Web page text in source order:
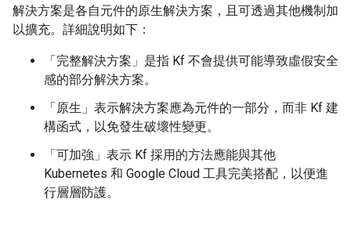
解決方案是各自元件的原生解決方案，且可透過其他機制加
以擴充。詳細說明如下：
「完整解決方案」 是指 Kf 不會提供可能導致虛假安全
感的部分解決方案。
「原生」 表示解決方案應為元件的一部分，而非 Kf 建
構函式，以免發生破壞性變更。
「可加強」 表示 Kf 採用的方法應能與其他
Kubernetes 和 Google Cloud 工具完美搭配，以便進
行層層防護。